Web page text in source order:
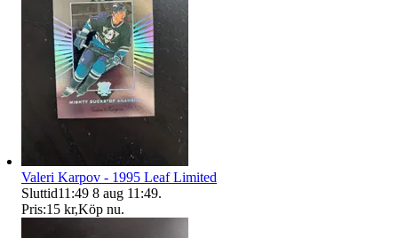
Valeri Karpov - 1995 Leaf Limited
Sluttid11:49 8 aug 11:49.
Pris:15 kr,Köp nu.